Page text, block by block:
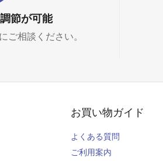
節が可能
ご相談ください。
お買い物ガイド
よくある質問
ご利用案内